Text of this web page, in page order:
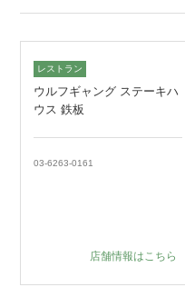
レストラン
ウルフギャング ステーキハ
ウス 鉄板
03-6263-0161
店舗情報はこちら